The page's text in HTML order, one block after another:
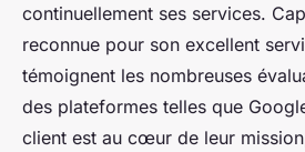
continuellement ses services.
reconnue pour son excellent
témoignent les nombreuses
des plateformes telles que
client est au cœur de leur